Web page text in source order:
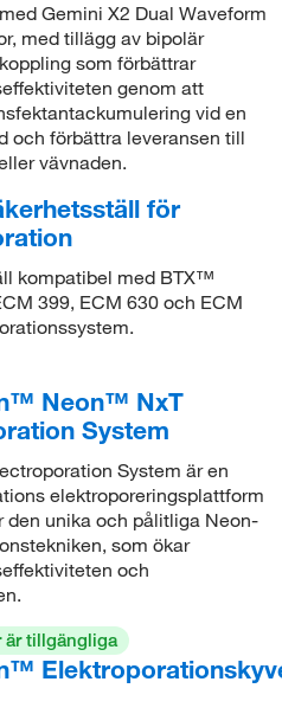
Gemini X2 Dual Waveform
med tillägg av bipolär
som förbättrar
genom att
vid en
och förbättra leveransen till
vävnaden.
för
kompatibel med BTX™
399, ECM 630 och ECM
Neon™ NxT
System
System är en
elektroporeringsplattform
den unika och pålitliga Neon-
som ökar
och
är tillgängliga